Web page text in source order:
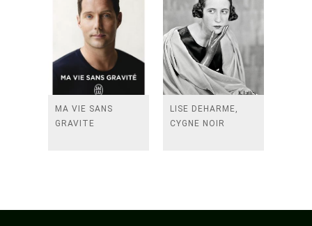
MA VIE SANS
GRAVITE
LISE DEHARME,
CYGNE NOIR